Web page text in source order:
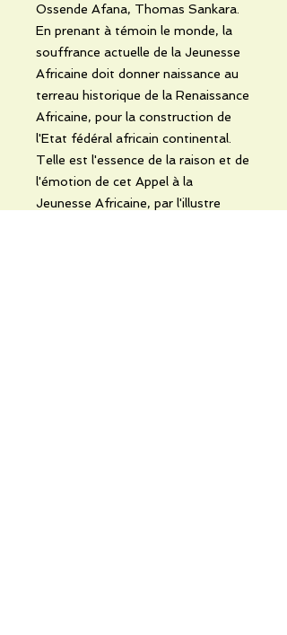
Ossende Afana, Thomas Sankara.
En prenant à témoin le monde, la
souffrance actuelle de la Jeunesse
Africaine doit donner naissance au
terreau historique de la Renaissance
Africaine, pour la construction de
l'Etat fédéral africain continental.
Telle est l'essence de la raison et de
l'émotion de cet Appel à la
Jeunesse Africaine, par l'illustre